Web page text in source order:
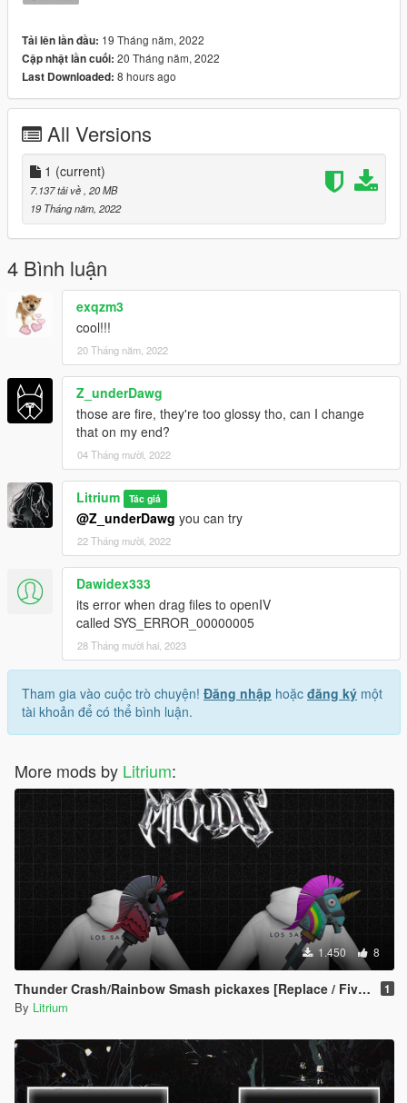
=====
by DISCORD: Чсв#8152
Tải lên lần đầu: 19 Tháng năm, 2022
Cập nhật lần cuối: 20 Tháng năm, 2022
Last Downloaded: 8 hours ago
All Versions
1 (current)
7.137 tải về , 20 MB
19 Tháng năm, 2022
4 Bình luận
exqzm3
cool!!!
20 Tháng năm, 2022
Z_underDawg
those are fire, they're too glossy tho, can I change
that on my end?
04 Tháng mười, 2022
Litrium Tác giả
@Z_underDawg you can try
22 Tháng mười, 2022
Dawidex333
its error when drag files to openIV
called SYS_ERROR_00000005
28 Tháng mười hai, 2023
Tham gia vào cuộc trò chuyện! Đăng nhập hoặc đăng ký một
tài khoản để có thể bình luận.
More mods by Litrium:
1.450 8
Thunder Crash/Rainbow Smash pickaxes [Replace / FiveM / Rage MP] Male/Female 1
By Litrium